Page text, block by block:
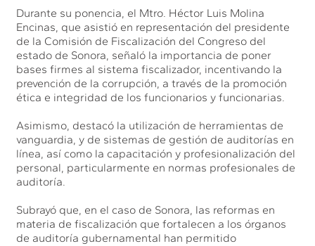
Durante su ponencia, el Mtro. Héctor Luis Molina
Encinas, que asistió en representación del presidente
de la Comisión de Fiscalización del Congreso del
estado de Sonora, señaló la importancia de poner
bases firmes al sistema fiscalizador, incentivando la
prevención de la corrupción, a través de la promoción
ética e integridad de los funcionarios y funcionarias.
Asimismo, destacó la utilización de herramientas de
vanguardia, y de sistemas de gestión de auditorías en
línea, así como la capacitación y profesionalización del
personal, particularmente en normas profesionales de
auditoría.
Subrayó que, en el caso de Sonora, las reformas en
materia de fiscalización que fortalecen a los órganos
de auditoría gubernamental han permitido